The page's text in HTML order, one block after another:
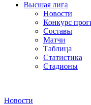
Высшая лига
Новости
Конкурс
Составы
Матчи
Таблица
Статистика
Стадионы
Новости